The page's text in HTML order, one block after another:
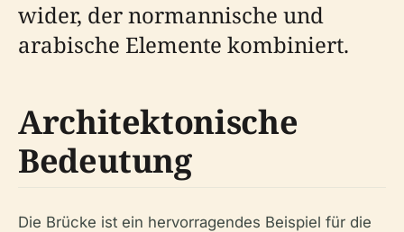
wider, der normannische und
arabische Elemente kombiniert.
Architektonische
Bedeutung
Die Brücke ist ein hervorragendes Beispiel für die